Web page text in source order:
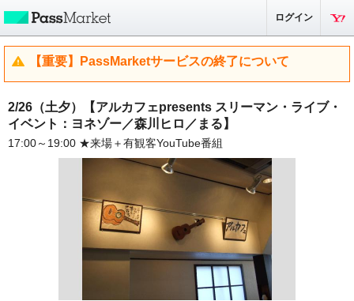
ログイン
【重要】PassMarketサービスの終了について
2/26（土夕）【アルカフェpresents スリーマン・ライブ・
イベント：ヨネゾー／森川ヒロ／まる】
17:00～19:00 ★来場＋有観客YouTube番組